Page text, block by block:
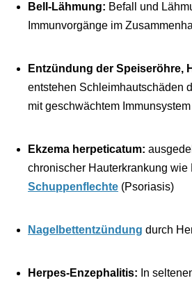
Bell-Lähmung: Befall und
Immunvorgänge im
Entzündung der Speiseröhre,
entstehen Schleimhautschäden
mit geschwächtem
Ekzema herpeticatum:
chronischer Hauterkrankung
Schuppenflechte (Psoriasis)
Nagelbettentzündung durch
Herpes-Enzephalitis: In